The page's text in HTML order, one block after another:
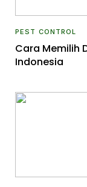
PEST CONTROL
Cara Memilih
Indonesia